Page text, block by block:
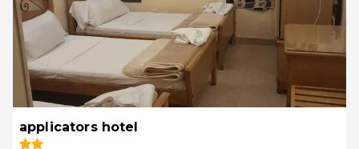
applicators hotel